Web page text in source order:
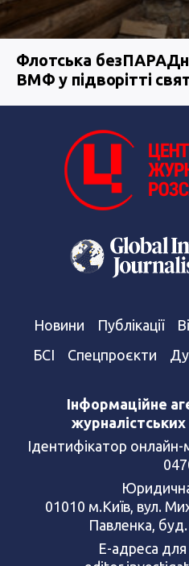
Флотська
ВМФ у підворітті
Новини Публікації
БСІ
Спецпроєкти
Інформаційне
журналістських
Ідентифікатор
01010 м.Київ, вул.
Павленка,
Е-адреса